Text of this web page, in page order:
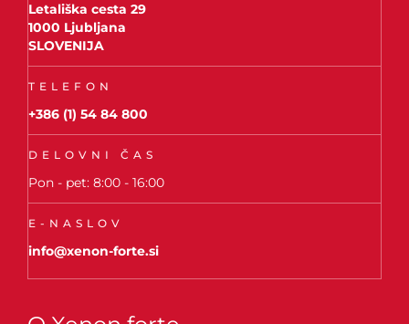
Letališka cesta 29
1000 Ljubljana
SLOVENIJA
TELEFON
+386 (1) 54 84 800
DELOVNI ČAS
Pon - pet: 8:00 - 16:00
E-NASLOV
info@xenon-forte.si